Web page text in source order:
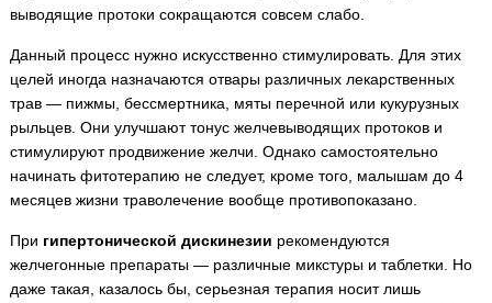
выводящие протоки сокращаются совсем слабо.
Данный процесс нужно искусственно стимулировать. Для этих
целей иногда назначаются отвары различных лекарственных
трав — пижмы, бессмертника, мяты перечной или кукурузных
рыльцев. Они улучшают тонус желчевыводящих протоков и
стимулируют продвижение желчи. Однако самостоятельно
начинать фитотерапию не следует, кроме того, малышам до 4
месяцев жизни траволечение вообще противопоказано.
При гипертонической дискинезии рекомендуются
желчегонные препараты — различные микстуры и таблетки. Но
даже такая, казалось бы, серьезная терапия носит лишь